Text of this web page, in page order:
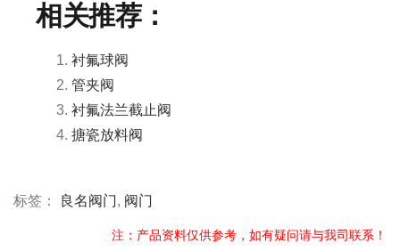
相关推荐：
衬氟球阀
管夹阀
衬氟法兰截止阀
搪瓷放料阀
标签： 良名阀门, 阀门
注：产品资料仅供参考，如有疑问请与我司联系！